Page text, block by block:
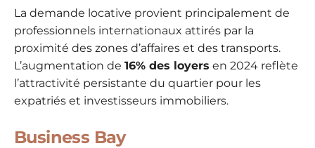
La demande locative provient principalement de
professionnels internationaux attirés par la
proximité des zones d’affaires et des transports.
L’augmentation de 16% des loyers en 2024 reflète
l’attractivité persistante du quartier pour les
expatriés et investisseurs immobiliers.
Business Bay